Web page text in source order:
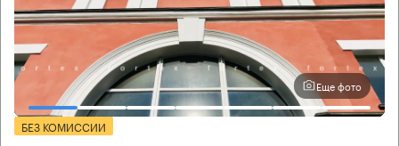
Еще фото
БЕЗ КОМИССИИ